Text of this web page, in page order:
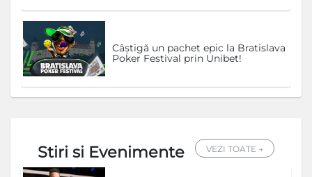
Câștigă un pachet epic la Bratislava
Poker Festival prin Unibet!
Stiri si Evenimente VEZI TOATE →